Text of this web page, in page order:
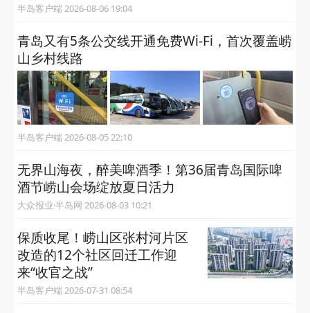
半岛客户端 2026-08-06 19:04
青岛又有5条公交线开通免费Wi-Fi，首次覆盖崂
山乡村线路
半岛客户端 2026-08-05 22:10
无界山海夜，醉美啤酒季！第36届青岛国际啤
酒节崂山会场绽放夏日活力
大众报业·半岛网 2026-08-03 10:21
保质收尾！崂山区张村河片区
改造的12个社区回迁工作迎
来“收官之战”
半岛客户端 2026-07-31 08:54